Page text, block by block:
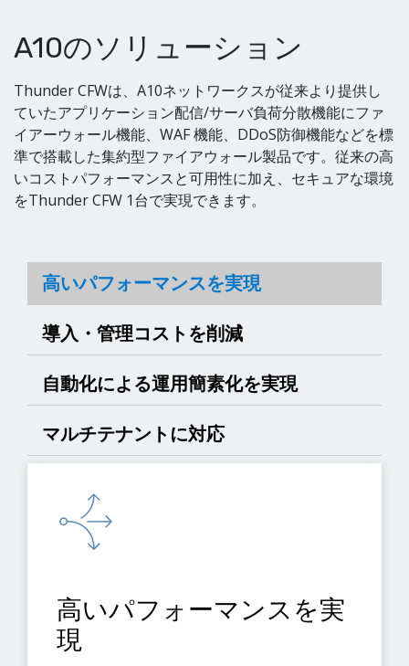
A10のソリューション
Thunder CFWは、A10ネットワークスが従来より提供し
ていたアプリケーション配信/サーバ負荷分散機能にファ
イアーウォール機能、WAF 機能、DDoS防御機能などを標
準で搭載した集約型ファイアウォール製品です。従来の高
いコストパフォーマンスと可用性に加え、セキュアな環境
をThunder CFW 1台で実現できます。
高いパフォーマンスを実現
導入・管理コストを削減
自動化による運用簡素化を実現
マルチテナントに対応
高いパフォーマンスを実
現